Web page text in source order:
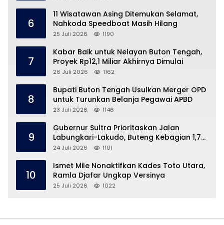
6
11 Wisatawan Asing Ditemukan Selamat,
Nahkoda Speedboat Masih Hilang
25 Juli 2026 1190
7
Kabar Baik untuk Nelayan Buton Tengah,
Proyek Rp12,1 Miliar Akhirnya Dimulai
26 Juli 2026 1162
8
Bupati Buton Tengah Usulkan Merger OPD
untuk Turunkan Belanja Pegawai APBD
23 Juli 2026 1146
9
Gubernur Sultra Prioritaskan Jalan
Labungkari-Lakudo, Buteng Kebagian 1,7
Km
24 Juli 2026 1101
10
Ismet Mile Nonaktifkan Kades Toto Utara,
Ramla Djafar Ungkap Versinya
25 Juli 2026 1022